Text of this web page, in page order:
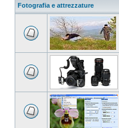
Fotografia e attrezzature